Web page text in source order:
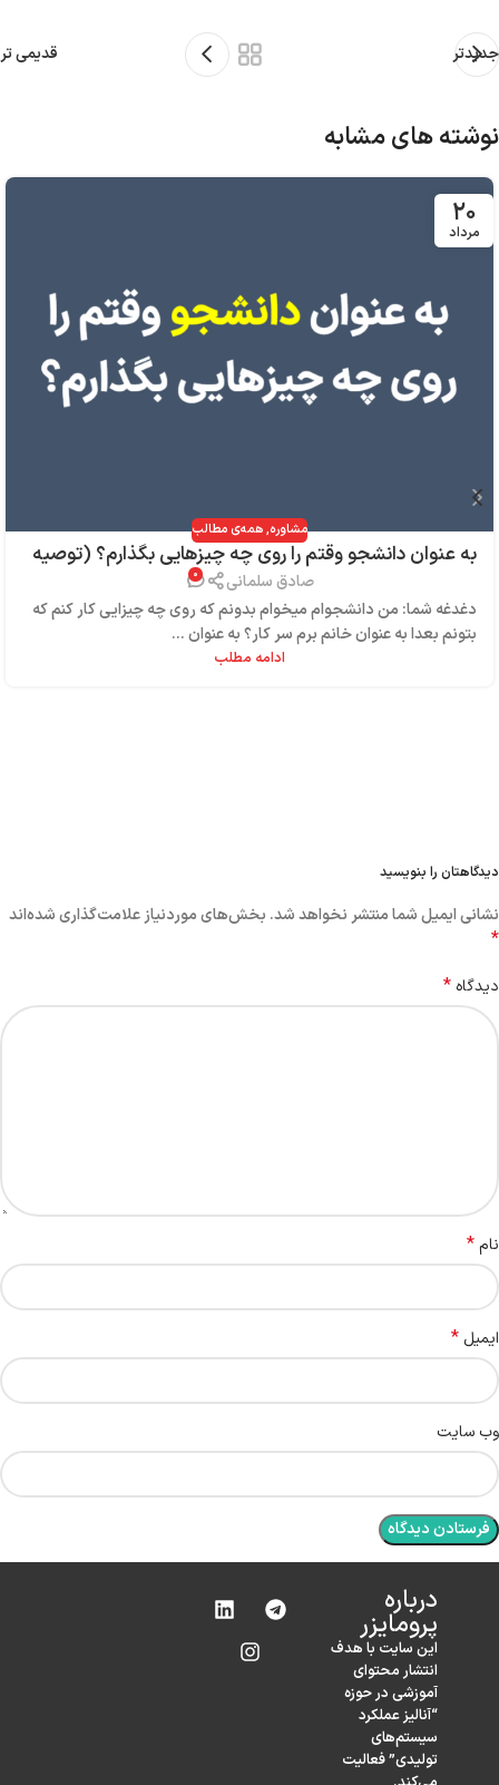
جدیدتر قدیمی تر
نوشته های مشابه
۲۰
مرداد
مشاوره,همه‌ی مطالب
به عنوان دانشجو وقتم را روی چه چیزهایی بگذارم؟ (توصیه
صادق سلمانی ۰
دغدغه شما: من دانشجوام میخوام بدونم که روی چه چیزایی کار کنم که
بتونم بعدا به عنوان خانم برم سر کار؟ به عنوان ...
ادامه مطلب
دیدگاهتان را بنویسید
نشانی ایمیل شما منتشر نخواهد شد. بخش‌های موردنیاز علامت‌گذاری شده‌اند
*
دیدگاه *
نام*
ایمیل *
وب‌ سایت
درباره‌
پرومایزر
این سایت با هدف
انتشار محتوای
آموزشی در حوزه
“آنالیز عملکرد
سیستم‌های
تولیدی” فعالیت